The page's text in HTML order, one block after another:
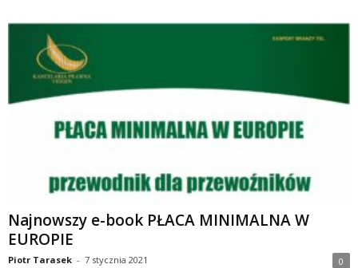
Najnowszy e-book PŁACA MINIMALNA W
EUROPIE
Piotr Tarasek - 7 stycznia 2021 0